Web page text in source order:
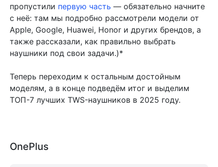
пропустили первую часть — обязательно начните
с неё: там мы подробно рассмотрели модели от
Apple, Google, Huawei, Honor и других брендов, а
также рассказали, как правильно выбрать
наушники под свои задачи.)*
Теперь переходим к остальным достойным
моделям, а в конце подведём итог и выделим
ТОП-7 лучших TWS-наушников в 2025 году.
OnePlus